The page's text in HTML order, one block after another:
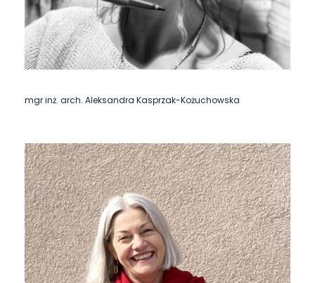
mgr inż. arch. Aleksandra Kasprzak-Kożuchowska